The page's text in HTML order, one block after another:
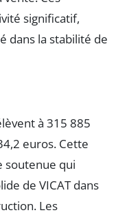
significatif,
dans la stabilité de
à 315 885
euros. Cette
soutenue qui
de VICAT dans
Les